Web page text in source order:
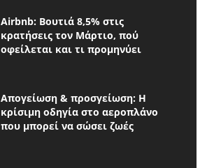
Airbnb: Βουτιά 8,5% στις
κρατήσεις τον Μάρτιο, πού
οφείλεται και τι προμηνύει
Απογείωση & προσγείωση: Η
κρίσιμη οδηγία στο αεροπλάνο
που μπορεί να σώσει ζωές